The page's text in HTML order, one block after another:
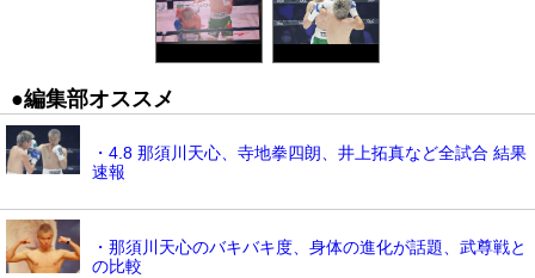
●編集部オススメ
・4.8 那須川天心、寺地拳四朗、井上拓真など全試合 結果
速報
・那須川天心のバキバキ度、身体の進化が話題、武尊戦と
の比較